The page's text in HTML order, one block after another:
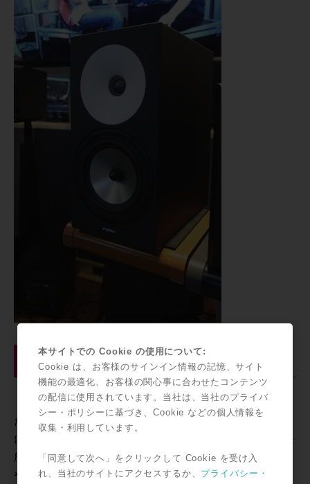
◎店頭ではFostexとRock oNのコラボレーショ
ンFOSTEX / NF01Rの展示も行っております！
『Fosetexモニタースピーカーの新たな幕開け』と銘打
たれたNF01Rは、FostexとRock oNのコラボレーション
によって誕生しました。名機NF-01Aで評価の高かった長
所はそのままに、さらにそれを新開発のHRダイヤフラム
や数々のテクノロジーで進化させました。詳細はリンク
本サイトでの Cookie の使用について:
Cookie は、お客様のサインイン情報の記憶、サイト
機能の最適化、お客様の関心事に合わせたコンテンツ
の配信に使用されています。当社は、当社のプライバ
シー・ポリシーに基づき、Cookie などの個人情報を
収集・利用しています。
「同意して次へ」をクリックして Cookie を受け入
れ、当社のサイトにアクセスするか、 プライバシー・